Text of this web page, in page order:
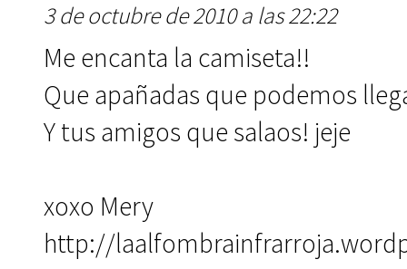
3 de octubre de 2010 a las 22:22
Me encanta la camiseta!!
Que apañadas que podemos
Y tus amigos que salaos! jeje
xoxo Mery
http://